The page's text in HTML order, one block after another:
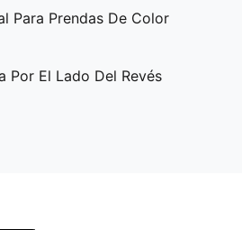
Para Prendas De Color
Por El Lado Del Revés